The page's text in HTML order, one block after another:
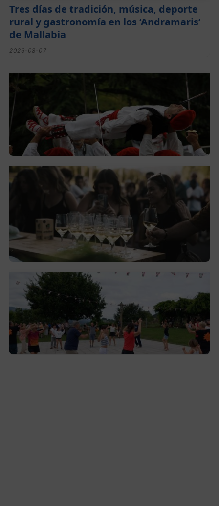
Tres días de tradición, música, deporte
rural y gastronomía en los ‘Andramaris’
de Mallabia
2026-08-07
Lorentzo Deunaren jaiak domekan
hasiko dira Montorran eta Berrizen
2026-08-05
El festival de Bizkaiko Txakolina ‘Mahasti
Artean’ llega a Durangaldea en
septiembre
2026-08-03
Gerediaga inicia sus fiestas con una cena
y la romería de Ansorregi eta Larrañaga
2026-08-03